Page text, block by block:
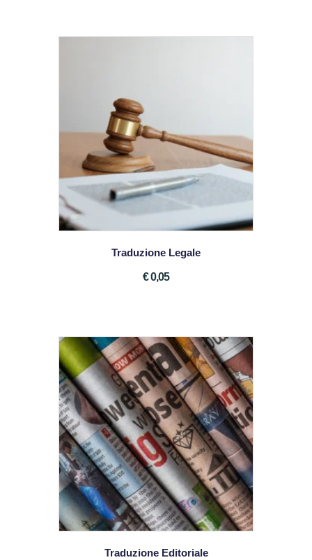
Traduzione Legale
€005
Traduzione Editoriale